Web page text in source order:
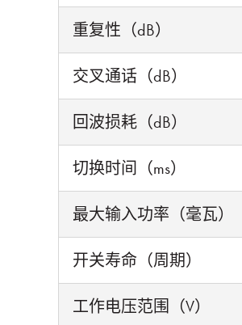
重复性（dB）
交叉通话（dB）
回波损耗（dB）
切换时间（ms）
最大输入功率（毫瓦）
开关寿命（周期）
工作电压范围（V）